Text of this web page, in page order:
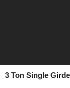
3 Ton Single